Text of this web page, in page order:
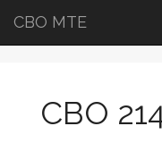
CBO MTE
CBO